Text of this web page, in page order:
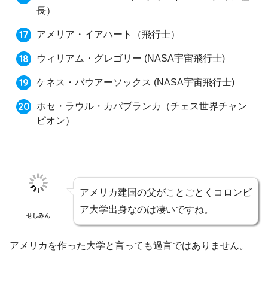
長）
アメリア・イアハート（飛行士）
ウィリアム・グレゴリー (NASA宇宙飛行士)
ケネス・バウアーソックス (NASA宇宙飛行士)
ホセ・ラウル・カパブランカ（チェス世界チャン
ピオン）
せしみん
アメリカ建国の父がことごとくコロンビ
ア大学出身なのは凄いですね。
アメリカを作った大学と言っても過言ではありません。